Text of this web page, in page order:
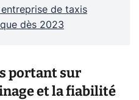
de taxis
dès 2023
portant sur
et la fiabilité